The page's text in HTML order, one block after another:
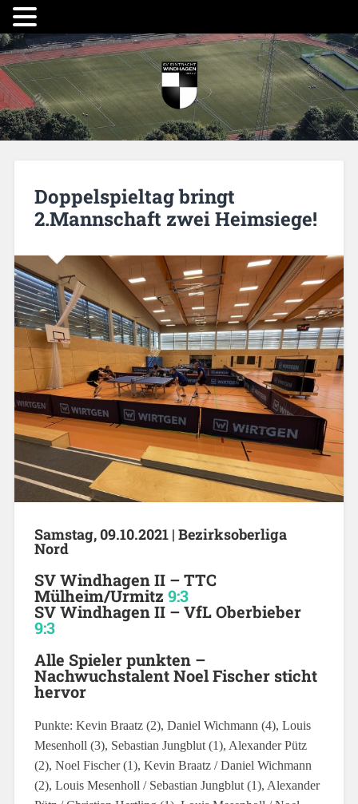
Doppelspieltag bringt
2.Mannschaft zwei Heimsiege!
Samstag, 09.10.2021 | Bezirksoberliga
Nord
SV Windhagen II –TTC
Mülheim/Urmitz 9:3
SV Windhagen II – VfL Oberbieber
9:3
Alle Spieler punkten –
Nachwuchstalent Noel Fischer sticht
hervor
Punkte: Kevin Braatz (2), Daniel Wichmann (4), Louis
Mesenholl (3), Sebastian Jungblut (1), Alexander Pütz
(2), Noel Fischer (1), Kevin Braatz / Daniel Wichmann
(2), Louis Mesenholl / Sebastian Jungblut (1), Alexander